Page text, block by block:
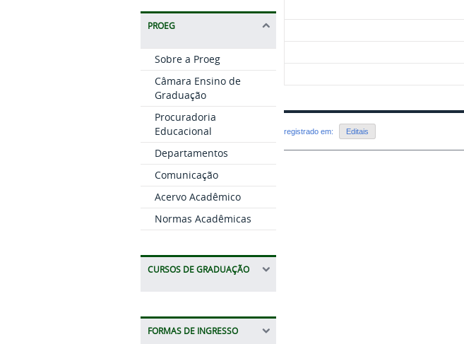
PROEG
Sobre a Proeg
Câmara Ensino de
Graduação
Procuradoria
Educacional
Departamentos
Comunicação
Acervo Acadêmico
Normas Acadêmicas
CURSOS DE GRADUAÇÃO
FORMAS DE INGRESSO
registrado em: Editais